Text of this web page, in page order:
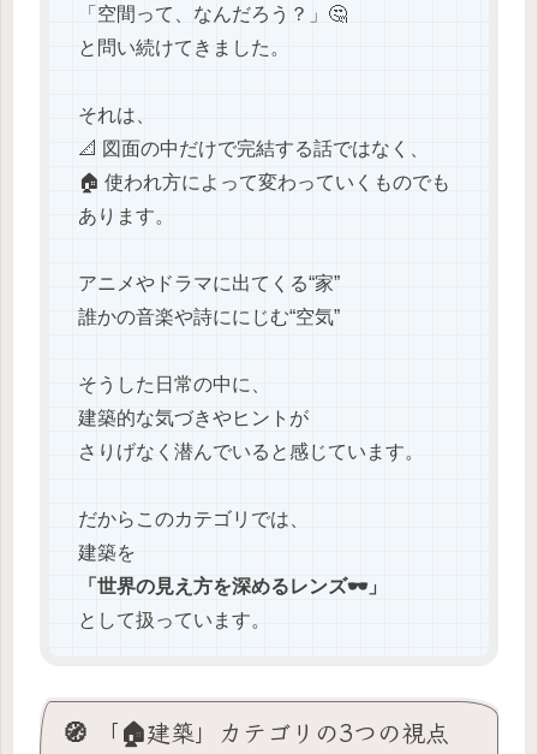
「空間って、なんだろう？」🤔
と問い続けてきました。
それは、
📐 図面の中だけで完結する話ではなく、
🏠 使われ方によって変わっていくものでも
あります。
アニメやドラマに出てくる“家”
誰かの音楽や詩ににじむ“空気”
そうした日常の中に、
建築的な気づきやヒントが
さりげなく潜んでいると感じています。
だからこのカテゴリでは、
建築を
「世界の見え方を深めるレンズ🕶️」
として扱っています。
🧭 「🏠建築」カテゴリの3つの視点